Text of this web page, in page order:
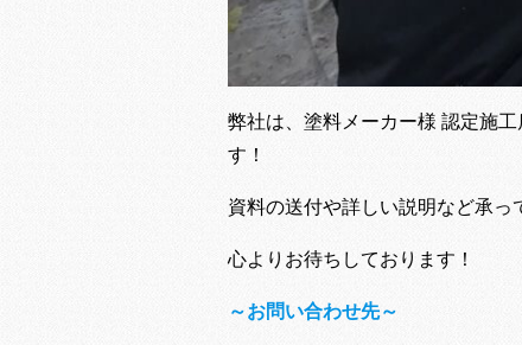
弊社は、塗料メーカー様 認定施
す！
資料の送付や詳しい説明など承っ
心よりお待ちしております！
～お問い合わせ先～